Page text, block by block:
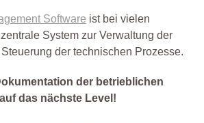
Software ist bei vielen
System zur Verwaltung der
der technischen Prozesse.
der betrieblichen
das nächste Level!